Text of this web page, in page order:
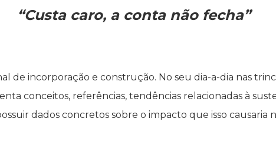
“Custa caro, a conta não fecha”
de incorporação e construção. No seu dia-a-dia nas
conceitos, referências, tendências relacionadas à
dados concretos sobre o impacto que isso causaria